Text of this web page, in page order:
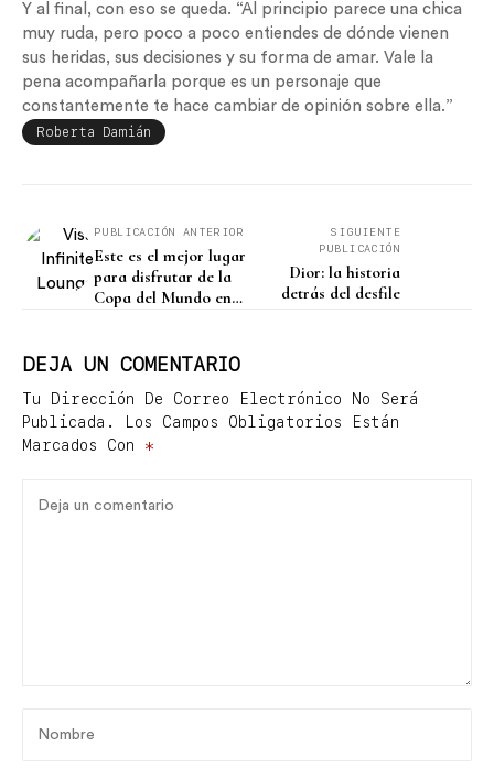
Y al final, con eso se queda. “Al principio parece una chica
muy ruda, pero poco a poco entiendes de dónde vienen
sus heridas, sus decisiones y su forma de amar. Vale la
pena acompañarla porque es un personaje que
constantemente te hace cambiar de opinión sobre ella.”
Roberta Damián
PUBLICACIÓN ANTERIOR
Este es el mejor lugar
para disfrutar de la
Copa del Mundo en
SIGUIENTE
PUBLICACIÓN
Dior: la historia
detrás del desfile
DEJA UN COMENTARIO
Tu Dirección De Correo Electrónico No Será
Publicada.
Los Campos Obligatorios Están
Marcados Con *